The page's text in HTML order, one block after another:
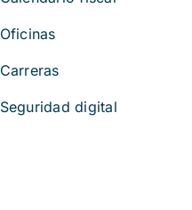
Oficinas
Carreras
Seguridad digital